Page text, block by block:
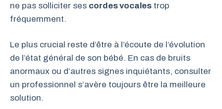
ne pas solliciter ses cordes vocales trop
fréquemment.
Le plus crucial reste d’être à l’écoute de l’évolution
de l’état général de son bébé. En cas de bruits
anormaux ou d’autres signes inquiétants, consulter
un professionnel s’avère toujours être la meilleure
solution.